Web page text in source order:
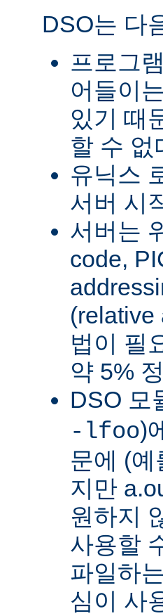
DSO는 다
프로그
어들이
있기 때
할 수 없
유닉스
서버 시
서버는
code,
(relative
법이 필
약 5%
DSO 모
-lfoo)
문에 (
지만
원하지
사용할
파일하
심이 사